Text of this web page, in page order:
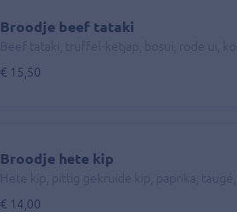
Broodje beef tataki
€ 15,50
Broodje hete kip
€ 14,00